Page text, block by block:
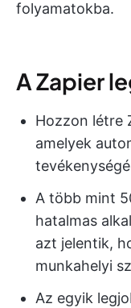
folyamatokba.
A Zapier
Hozzon létre
amelyek
A több mint
hatalmas
azt jelentik,
munkahelyi
Az egyik